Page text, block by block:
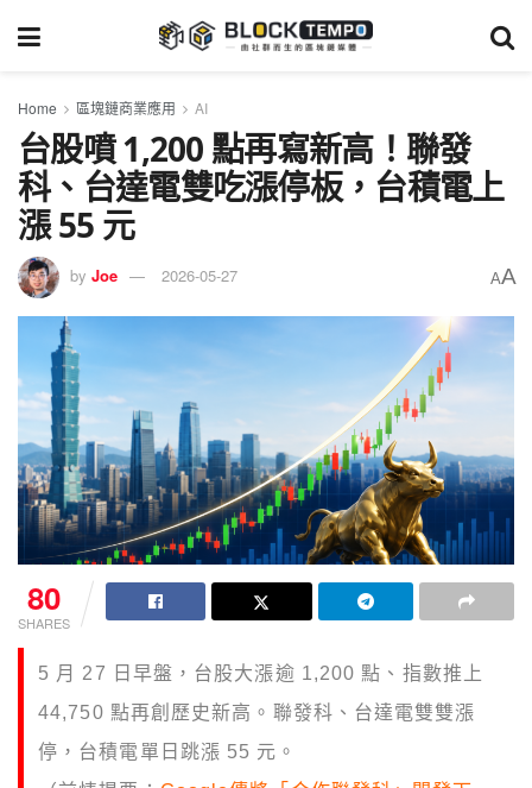
Home 區塊鏈商業應用 AI
台股噴 1,200 點再寫新高！聯發
科、台達電雙吃漲停板，台積電上
漲 55 元
by Joe 2026-05-27 AA
80
SHARES
5 月 27 日早盤，台股大漲逾 1,200 點、指數推上
44,750 點再創歷史新高。聯發科、台達電雙雙漲
停，台積電單日跳漲 55 元。